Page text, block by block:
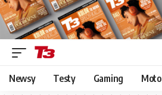
Newsy Testy Gaming Moto